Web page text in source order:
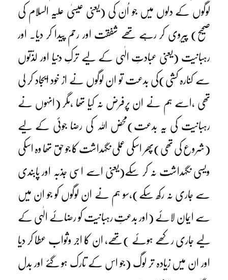
لوگوں کے دلوں میں جو اُن کی (یعنی عیسیٰ علیہ السلام کی
صحیح) پیروی کر رہے تھے شفقت اور رحم پیدا کر دیا۔ اور
رہبانیت (یعنی عبادتِ الٰہی کے لیے ترکِ دنیا اور لذّتوں
سے کنارہ کشی)کی بدعت تو ان لوگوں نے از خود ایجاد کر لی
تھی ،اسے ہم نے ان پرفرض نہ کیا تھا ،مگر (انہوں نے
رہبانیت کی یہ بدعت)محض اللہ کی رضا جوئی کے لیے
(شروع کی تھی)پھر اسکی عملی نگہداشت کا جو حق تھا وہ اسکی
ویسی نگہداشت نہ کر سکے(یعنی اسے اسی جذبہ اور پابندی
سے جاری نہ رکھ سکے)،سو ہم نے ان لوگوں کو جو ان میں
سے ایمان لائے (اور بدعتِ رہبانیت کو رضائے الٰہی کے
لیے جاری رکھے ہوئے )تھے، ان کا اجر وثواب عطا کر دیا
اور ان میں زیادہ تر لوگ (جو اس کے تارک ہو گئے اور بدل